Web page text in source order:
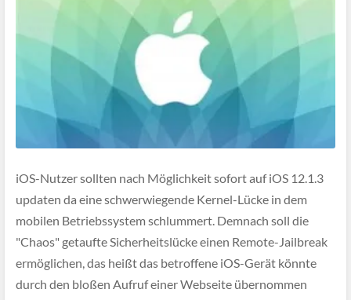
iOS-Nutzer sollten nach Möglichkeit sofort auf iOS 12.1.3
updaten da eine schwerwiegende Kernel-Lücke in dem
mobilen Betriebssystem schlummert. Demnach soll die
"Chaos" getaufte Sicherheitslücke einen Remote-Jailbreak
ermöglichen, das heißt das betroffene iOS-Gerät könnte
durch den bloßen Aufruf einer Webseite übernommen